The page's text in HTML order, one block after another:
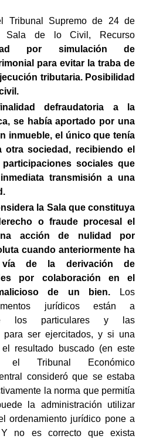
Tribunal Supremo de 24 de
Sala de lo Civil, Recurso
por simulación de
para evitar la traba de
tributaria. Posibilidad
defraudatoria a la
se había aportado por una
inmueble, el único que tenía
otra sociedad, recibiendo el
sociales que
transmisión a una
la Sala que constituya
o fraude procesal el
acción de nulidad por
cuando anteriormente ha
vía de la derivación de
por colaboración
en el
de un bien. Los
jurídicos están a
los particulares y las
para ser ejercitados, y si una
resultado buscado (en este
el Tribunal Económico
consideró que se estaba
la norma que permitía
la administración utilizar
ordenamiento jurídico pone a
no es correcto que exista